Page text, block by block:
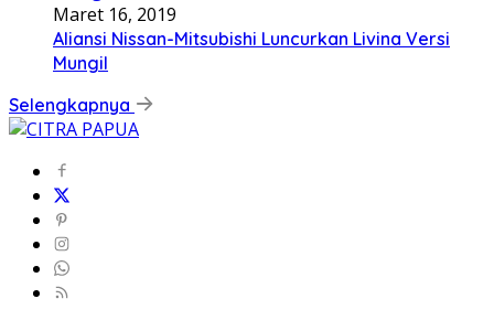
Maret 16, 2019
Aliansi Nissan-Mitsubishi Luncurkan Livina Versi
Mungil
Selengkapnya